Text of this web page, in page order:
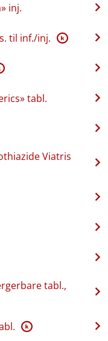
inj.
til inf.​/​inj. K
tabl.
Viatris
tabl.,
K